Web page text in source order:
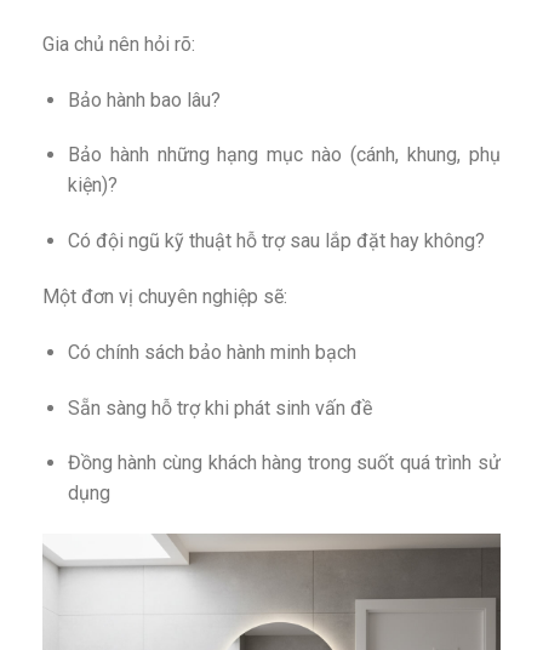
Gia chủ nên hỏi rõ:
Bảo hành bao lâu?
Bảo hành những hạng mục nào (cánh, khung, phụ
kiện)?
Có đội ngũ kỹ thuật hỗ trợ sau lắp đặt hay không?
Một đơn vị chuyên nghiệp sẽ:
Có chính sách bảo hành minh bạch
Sẵn sàng hỗ trợ khi phát sinh vấn đề
Đồng hành cùng khách hàng trong suốt quá trình sử
dụng